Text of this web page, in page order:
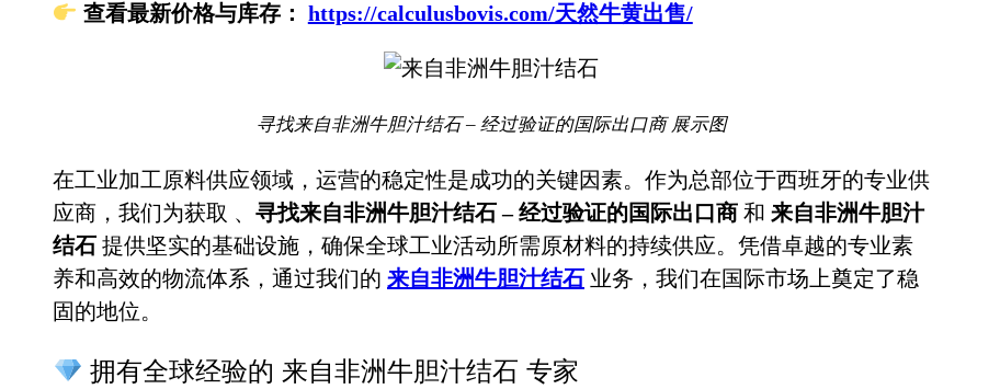
查看最新价格与库存： https://calculusbovis.com/天然牛黄出售/
寻找来自非洲牛胆汁结石 – 经过验证的国际出口商 展示图
在工业加工原料供应领域，运营的稳定性是成功的关键因素。作为总部位于西班牙的专业供
应商，我们为获取 、 寻找来自非洲牛胆汁结石 – 经过验证的国际出口商 和 来自非洲牛胆汁
结石 提供坚实的基础设施，确保全球工业活动所需原材料的持续供应。凭借卓越的专业素
养和高效的物流体系，通过我们的 来自非洲牛胆汁结石 业务，我们在国际市场上奠定了稳
固的地位。
拥有全球经验的 来自非洲牛胆汁结石 专家